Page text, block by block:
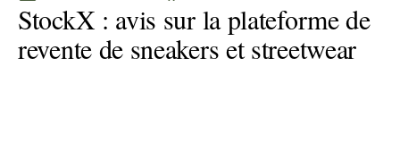
StockX : avis sur la plateforme de
revente de sneakers et streetwear